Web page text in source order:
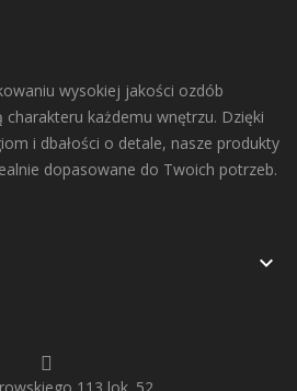
wysokiej jakości ozdób
każdemu wnętrzu. Dzięki
i dbałości o detale, nasze produkty
dopasowane do Twoich potrzeb.
